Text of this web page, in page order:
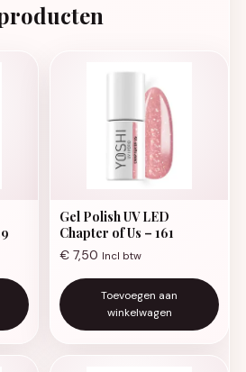
Gel Polish UV LED
Chapter of Us – 161
€ 7,50 Incl btw
Toevoegen aan
winkelwagen